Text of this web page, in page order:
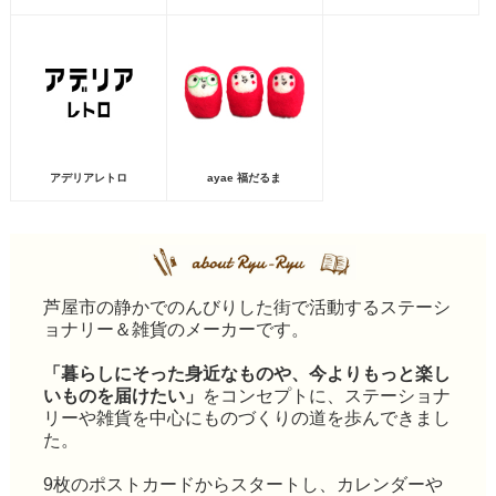
アデリアレトロ ayae 福だるま
芦屋市の静かでのんびりした街で活動するステーシ
ョナリー＆雑貨のメーカーです。
「暮らしにそった身近なものや、今よりもっと楽し
いものを届けたい」
をコンセプトに、ステーショナ
リーや雑貨を中心にものづくりの道を歩んできまし
た。
9枚のポストカードからスタートし、カレンダーや